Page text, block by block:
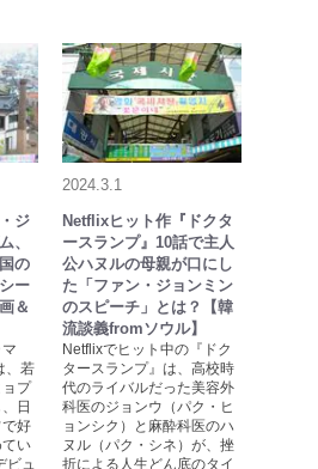
ジ
、
の
ー
＆
、若
プ
日
好
い
ビュ
2024.3.1
Netflixヒット作『ドクタ
ースランプ』10話で主人
公ハヌルの母親が口にし
た「ファン・ジョンミン
のスピーチ」とは？【韓
流談義fromソウル】
Netflixでヒット中の『ドク
タースランプ』は、高校時
代のライバルだった美容外
科医のジョンウ（パク・ヒ
ョンシク）と麻酔科医のハ
ヌル（パク・シネ）が、挫
折による人生どん底のタイ